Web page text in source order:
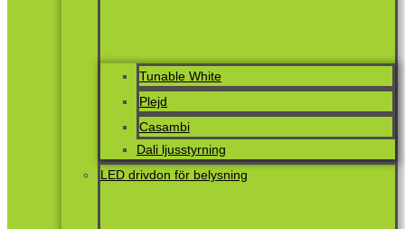
Tunable White
Plejd
Casambi
Dali ljusstyrning
LED drivdon för belysning